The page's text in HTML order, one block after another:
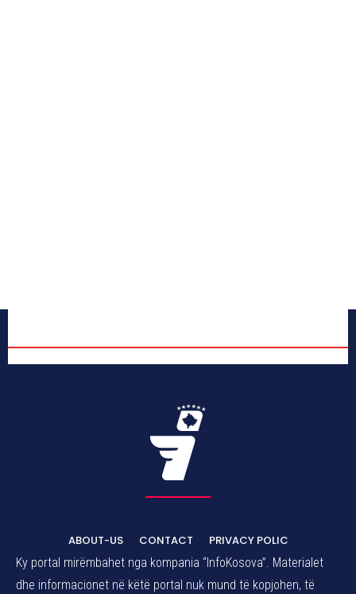
ABOUT-US CONTACT
PRIVACY POLIC
Ky portal mirëmbahet nga kompania “InfoKosova”. Materialet
dhe informacionet në këtë portal nuk mund të kopjohen, të